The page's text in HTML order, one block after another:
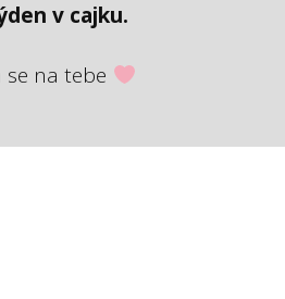
v cajku.
se na tebe